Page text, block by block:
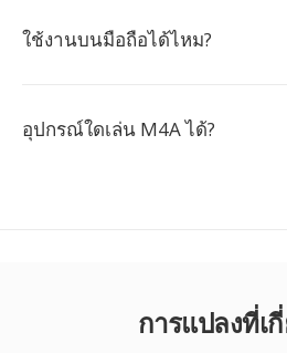
ใช้งานบนมือถือได้ไหม?
อุปกรณ์ใดเล่น M4A ได้?
การแปลงที่เ